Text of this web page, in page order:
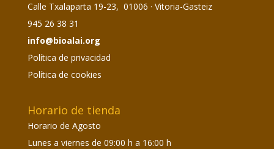
Calle Txalaparta 19-23, 01006 · Vitoria-Gasteiz
945 26 38 31
info@bioalai.org
Política de privacidad
Política de cookies
Horario de tienda
Horario de Agosto
Lunes a viernes de 09:00 h a 16:00 h